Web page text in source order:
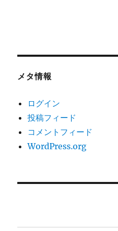
メタ情報
ログイン
投稿フィード
コメントフィード
WordPress.org